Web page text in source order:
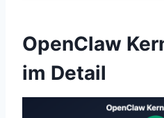
OpenClaw
im Detail